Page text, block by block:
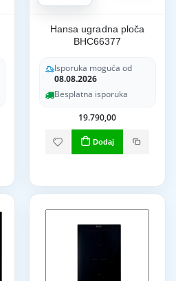
Hansa ugradna ploča
BHC66377
Isporuka moguća od
08.08.2026
Besplatna isporuka
19.790,00
Dodaj